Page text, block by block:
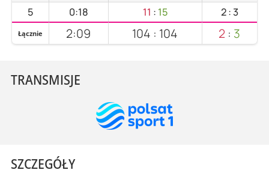
5
0:18 11 : 15 2:3
Łącznie 2:09 104 : 104 2 : 3
TRANSMISJE
SZCZEGÓŁY